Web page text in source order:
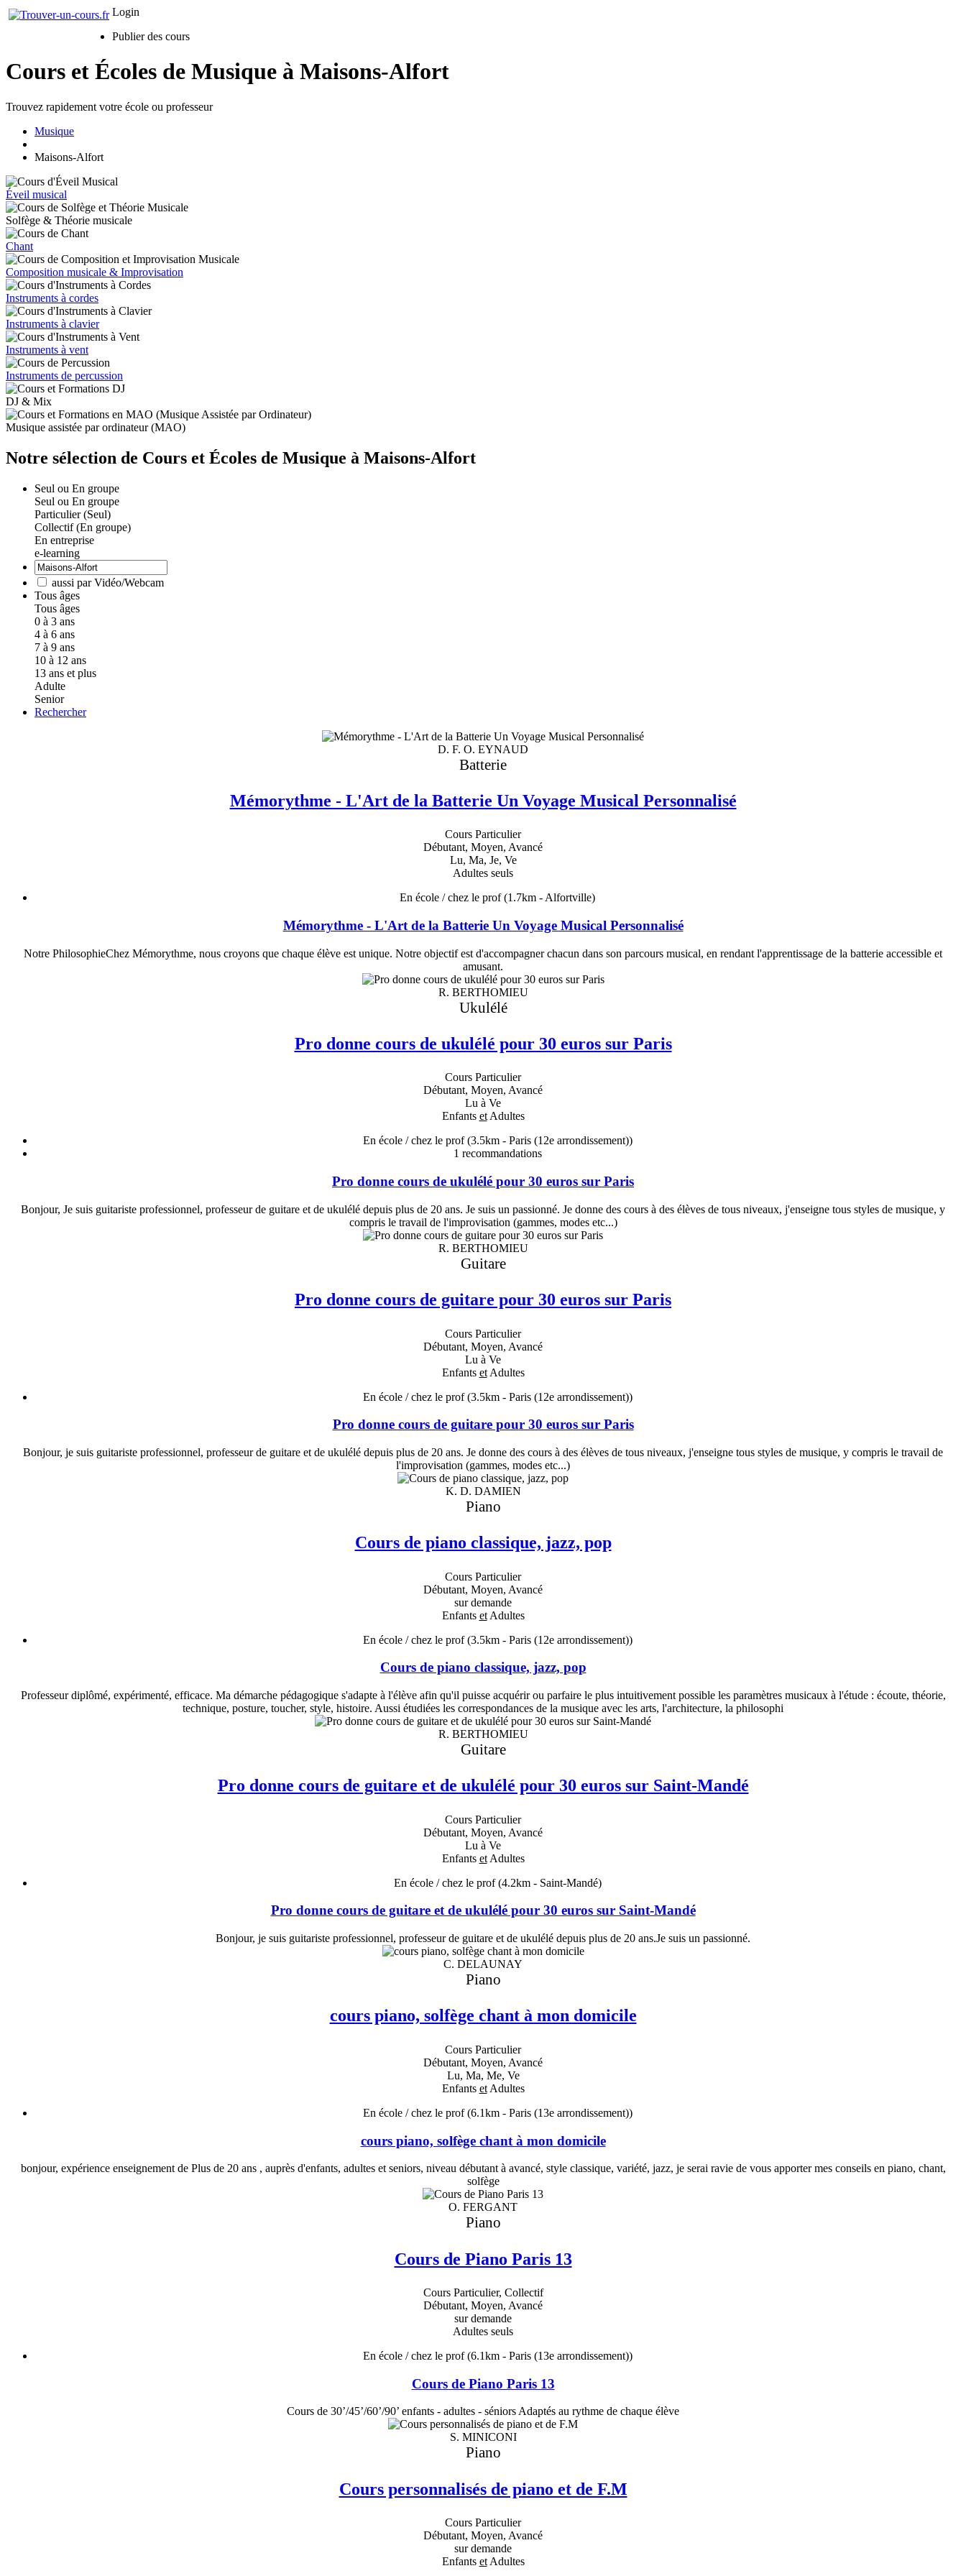
Login
Publier des cours
Cours et Écoles de Musique à Maisons-Alfort
Trouvez rapidement votre école ou professeur
Musique
Maisons-Alfort
Éveil musical
Solfège & Théorie musicale
Chant
Composition musicale & Improvisation
Instruments à cordes
Instruments à clavier
Instruments à vent
Instruments de percussion
DJ & Mix
Musique assistée par ordinateur (MAO)
Notre sélection de Cours et Écoles de Musique à Maisons-Alfort
Seul ou En groupe
Seul ou En groupe
Particulier (Seul)
Collectif (En groupe)
En entreprise
e-learning
aussi par Vidéo/Webcam
Tous âges
Tous âges
0 à 3 ans
4 à 6 ans
7 à 9 ans
10 à 12 ans
13 ans et plus
Adulte
Senior
Rechercher
D. F. O. EYNAUD
Batterie
Mémorythme - L'Art de la Batterie Un Voyage Musical Personnalisé
Cours Particulier
Débutant, Moyen, Avancé
Lu, Ma, Je, Ve
Adultes seuls
En école / chez le prof(1.7km - Alfortville)
Mémorythme - L'Art de la Batterie Un Voyage Musical Personnalisé
Notre PhilosophieChez Mémorythme, nous croyons que chaque élève est unique. Notre objectif est d'accompagner chacun dans son parcours musical, en rendant l'apprentissage de la batterie accessible et
amusant.
R. BERTHOMIEU
Ukulélé
Pro donne cours de ukulélé pour 30 euros sur Paris
Cours Particulier
Débutant, Moyen, Avancé
Lu à Ve
Enfants etAdultes
En école / chez le prof(3.5km - Paris (12e arrondissement))
1 recommandations
Pro donne cours de ukulélé pour 30 euros sur Paris
Bonjour, Je suis guitariste professionnel, professeur de guitare et de ukulélé depuis plus de 20 ans. Je suis un passionné. Je donne des cours à des élèves de tous niveaux, j'enseigne tous styles de musique, y
compris le travail de l'improvisation (gammes, modes etc...)
R. BERTHOMIEU
Guitare
Pro donne cours de guitare pour 30 euros sur Paris
Cours Particulier
Débutant, Moyen, Avancé
Lu à Ve
Enfants etAdultes
En école / chez le prof(3.5km - Paris (12e arrondissement))
Pro donne cours de guitare pour 30 euros sur Paris
Bonjour, je suis guitariste professionnel, professeur de guitare et de ukulélé depuis plus de 20 ans. Je donne des cours à des élèves de tous niveaux, j'enseigne tous styles de musique, y compris le travail de
l'improvisation (gammes, modes etc...)
K. D. DAMIEN
Piano
Cours de piano classique, jazz, pop
Cours Particulier
Débutant, Moyen, Avancé
sur demande
Enfants etAdultes
En école / chez le prof(3.5km - Paris (12e arrondissement))
Cours de piano classique, jazz, pop
Professeur diplômé, expérimenté, efficace. Ma démarche pédagogique s'adapte à l'élève afin qu'il puisse acquérir ou parfaire le plus intuitivement possible les paramètres musicaux à l'étude : écoute, théorie,
technique, posture, toucher, style, histoire. Aussi étudiées les correspondances de la musique avec les arts, l'architecture, la philosophi
R. BERTHOMIEU
Guitare
Pro donne cours de guitare et de ukulélé pour 30 euros sur Saint-Mandé
Cours Particulier
Débutant, Moyen, Avancé
Lu à Ve
Enfants etAdultes
En école / chez le prof(4.2km - Saint-Mandé)
Pro donne cours de guitare et de ukulélé pour 30 euros sur Saint-Mandé
Bonjour, je suis guitariste professionnel, professeur de guitare et de ukulélé depuis plus de 20 ans.Je suis un passionné.
C. DELAUNAY
Piano
cours piano, solfège chant à mon domicile
Cours Particulier
Débutant, Moyen, Avancé
Lu, Ma, Me, Ve
Enfants etAdultes
En école / chez le prof(6.1km - Paris (13e arrondissement))
cours piano, solfège chant à mon domicile
bonjour, expérience enseignement de Plus de 20 ans , auprès d'enfants, adultes et seniors, niveau débutant à avancé, style classique, variété, jazz, je serai ravie de vous apporter mes conseils en piano, chant,
solfège
O. FERGANT
Piano
Cours de Piano Paris 13
Cours Particulier, Collectif
Débutant, Moyen, Avancé
sur demande
Adultes seuls
En école / chez le prof(6.1km - Paris (13e arrondissement))
Cours de Piano Paris 13
Cours de 30’/45’/60’/90’ enfants - adultes - séniors Adaptés au rythme de chaque élève
S. MINICONI
Piano
Cours personnalisés de piano et de F.M
Cours Particulier
Débutant, Moyen, Avancé
sur demande
Enfants etAdultes